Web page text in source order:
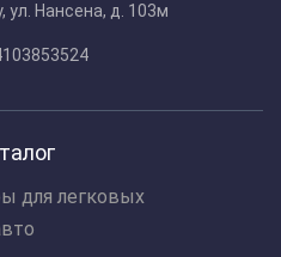
ул. Нансена, д. 103м
для легковых